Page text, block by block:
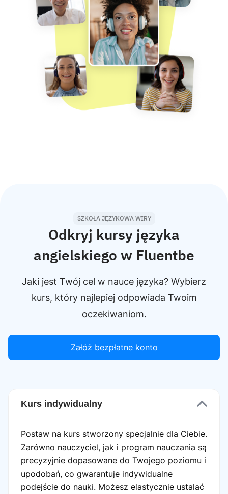
SZKOŁA JĘZYKOWA WIRY
Odkryj kursy języka
angielskiego w Fluentbe
Jaki jest Twój cel w nauce języka? Wybierz
kurs, który najlepiej odpowiada Twoim
oczekiwaniom.
Załóż bezpłatne konto
Kurs indywidualny
Postaw na kurs stworzony specjalnie dla Ciebie.
Zarówno nauczyciel, jak i program nauczania są
precyzyjnie dopasowane do Twojego poziomu i
upodobań, co gwarantuje indywidualne
podejście do nauki. Możesz elastycznie ustalać